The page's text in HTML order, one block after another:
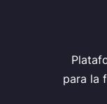
para la